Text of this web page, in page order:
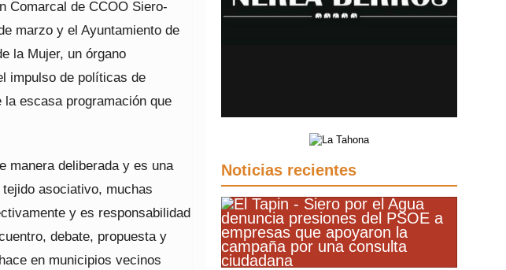
Comarcal de CCOO Siero-
marzo y el Ayuntamiento de
la Mujer, un órgano
impulso de políticas de
escasa programación que
manera deliberada y es una
asociativo, muchas
y es responsabilidad
debate, propuesta y
en municipios vecinos
Noticias recientes